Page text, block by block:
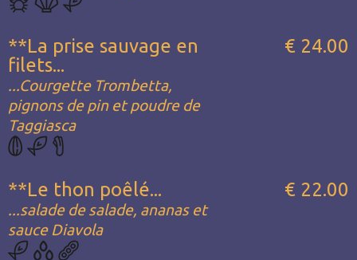
**La prise sauvage en
filets...
...Courgette Trombetta,
pignons de pin et poudre de
Taggiasca
€ 24.00
**Le thon poêlé...
...salade de salade, ananas et
sauce Diavola
€ 22.00